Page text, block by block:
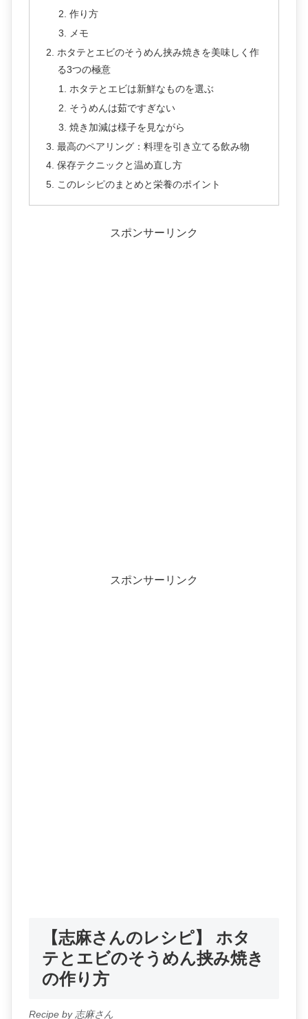
作り方
メモ
ホタテとエビのそうめん挟み焼きを美味しく作
る3つの極意
ホタテとエビは新鮮なものを選ぶ
そうめんは茹ですぎない
焼き加減は様子を見ながら
最高のペアリング：料理を引き立てる飲み物
保存テクニックと温め直し方
このレシピのまとめと栄養のポイント
スポンサーリンク
スポンサーリンク
【志麻さんのレシピ】 ホタ
テとエビのそうめん挟み焼き
の作り方
Recipe by 志麻さん